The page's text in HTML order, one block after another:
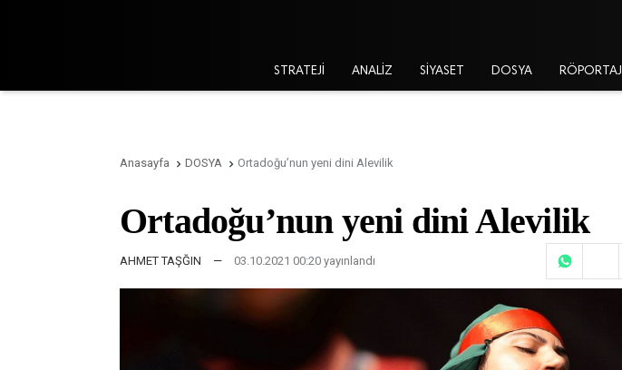
STRATEJİ ANALİZ SİYASET DOSYA RÖPORTAJ
Anasayfa  DOSYA  Ortadoğu’nun yeni dini Alevilik
Ortadoğu’nun yeni dini Alevilik
AHMET TAŞĞIN — 03.10.2021 00:20 yayınlandı